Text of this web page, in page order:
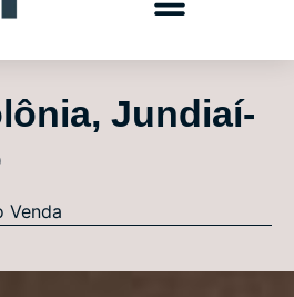
Jundiaí-
Venda